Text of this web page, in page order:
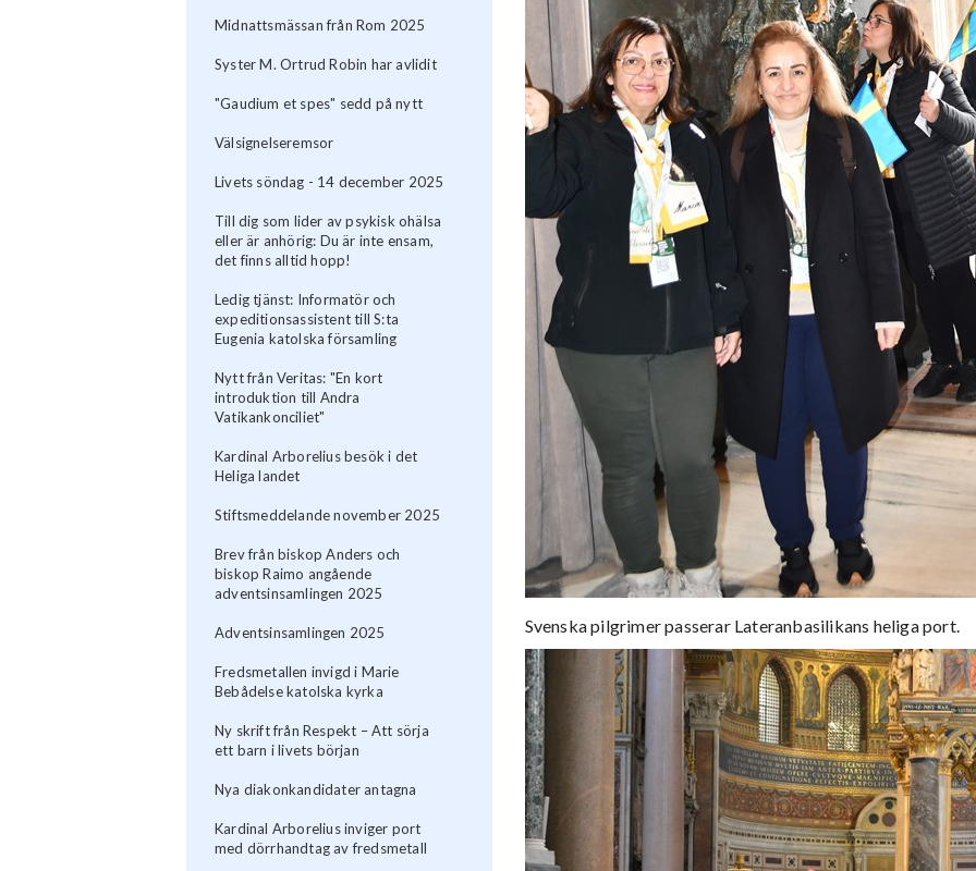
Midnattsmässan från Rom 2025
Syster M. Ortrud Robin har avlidit
"Gaudium et spes" sedd på nytt
Välsignelseremsor
Livets söndag - 14 december 2025
Till dig som lider av psykisk ohälsa
eller är anhörig: Du är inte ensam,
det finns alltid hopp!
Ledig tjänst: Informatör och
expeditionsassistent till S:ta
Eugenia katolska församling
Nytt från Veritas: "En kort
introduktion till Andra
Vatikankonciliet"
Kardinal Arborelius besök i det
Heliga landet
Stiftsmeddelande november 2025
Brev från biskop Anders och
biskop Raimo angående
adventsinsamlingen 2025
Adventsinsamlingen 2025
Fredsmetallen invigd i Marie
Bebådelse katolska kyrka
Ny skrift från Respekt – Att sörja
ett barn i livets början
Nya diakonkandidater antagna
Kardinal Arborelius inviger port
med dörrhandtag av fredsmetall
Svenska pilgrimer passerar Lateranbasilikans heliga port.